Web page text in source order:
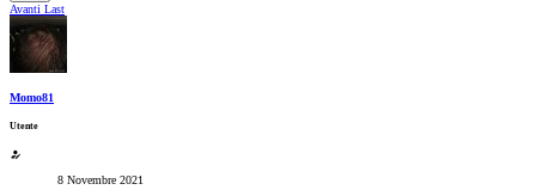
Avanti Last
Momo81
Utente
8 Novembre 2021